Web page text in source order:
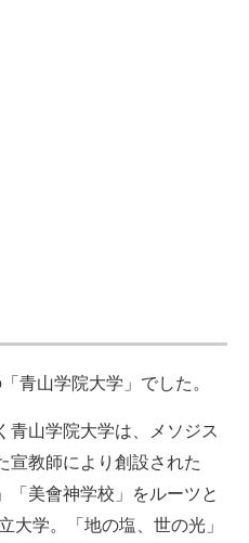
青山学院大学」でした。
山学院大学は、メソジス
宣教師により創設された
「美會神学校」をルーツと
大学。「地の塩、世の光」